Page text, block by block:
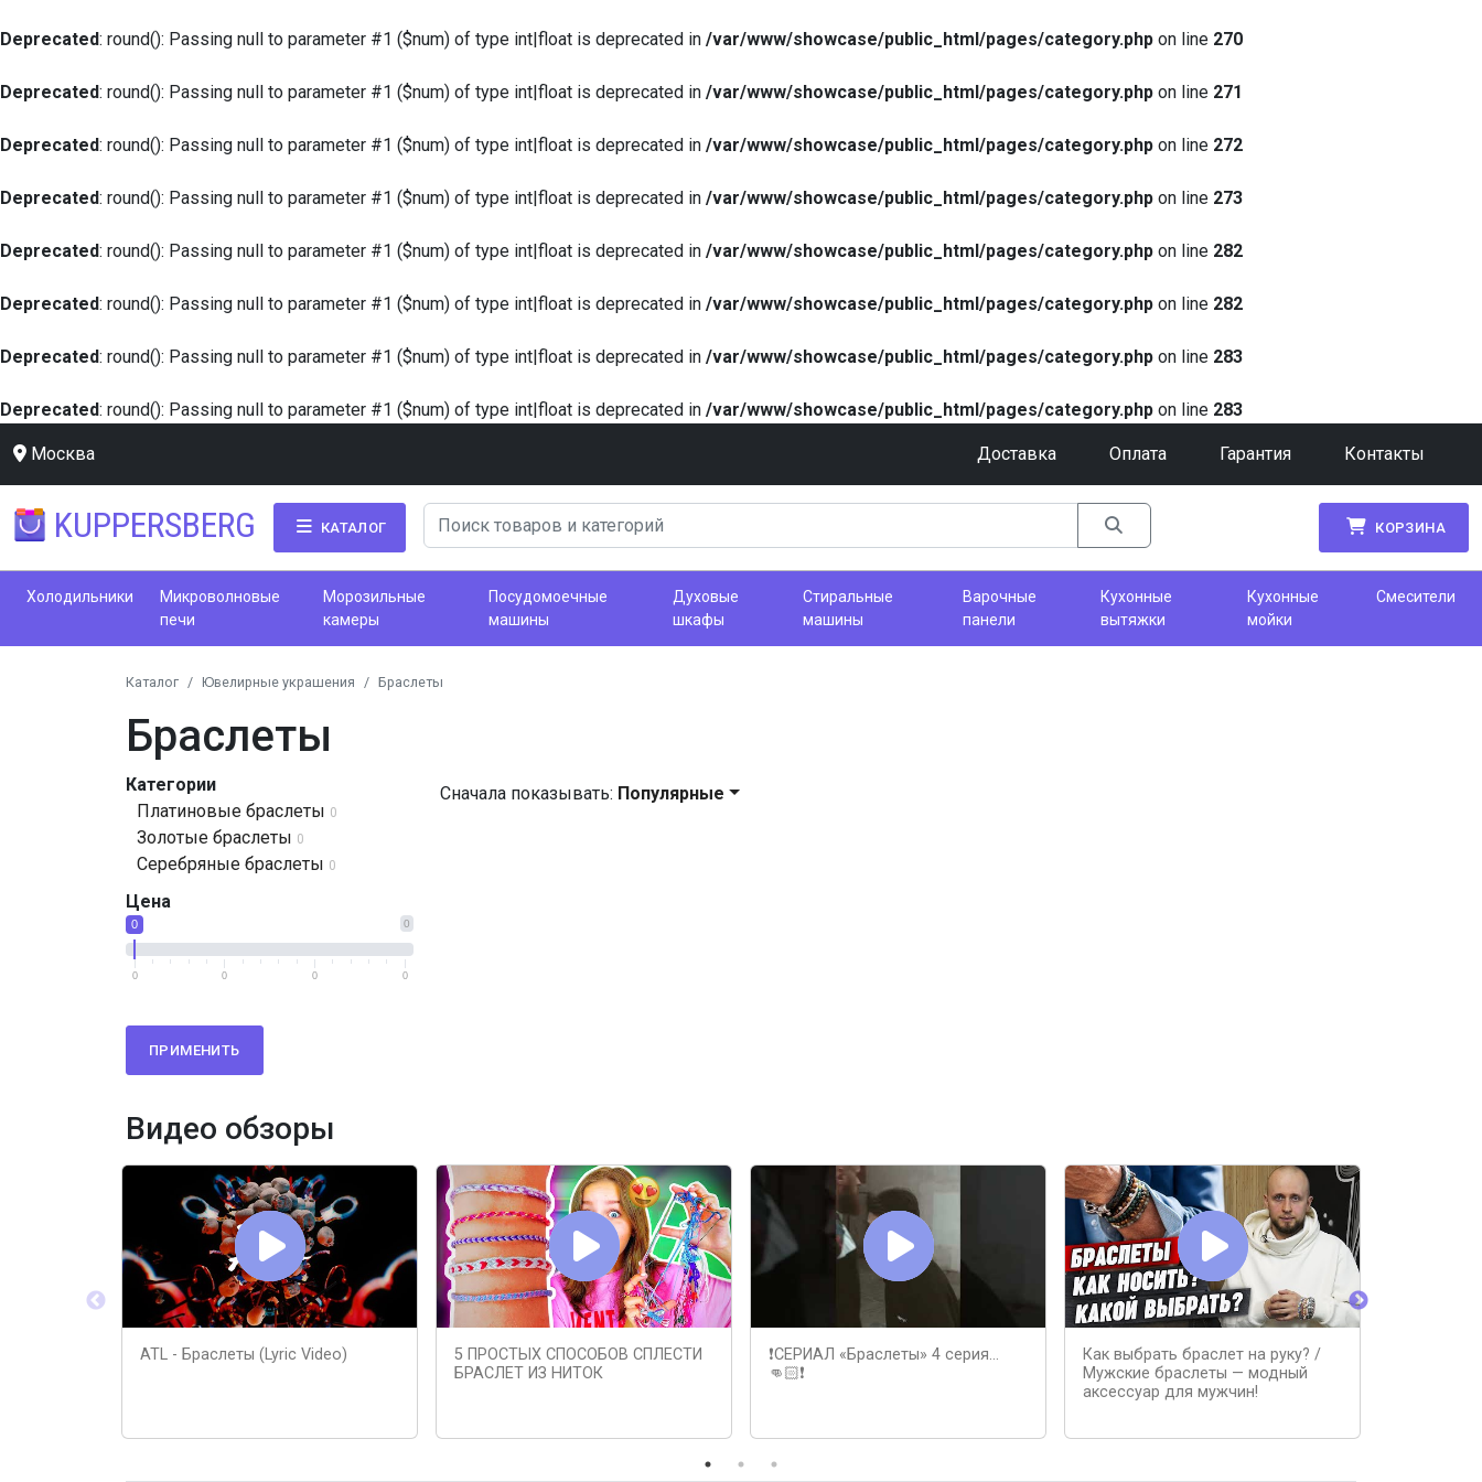
Deprecated: round(): Passing null to parameter #1 ($num) of type int|float is deprecated in /var/www/showcase/public_html/pages/category.php on line 270
Deprecated: round(): Passing null to parameter #1 ($num) of type int|float is deprecated in /var/www/showcase/public_html/pages/category.php on line 271
Deprecated: round(): Passing null to parameter #1 ($num) of type int|float is deprecated in /var/www/showcase/public_html/pages/category.php on line 272
Deprecated: round(): Passing null to parameter #1 ($num) of type int|float is deprecated in /var/www/showcase/public_html/pages/category.php on line 273
Deprecated: round(): Passing null to parameter #1 ($num) of type int|float is deprecated in /var/www/showcase/public_html/pages/category.php on line 282
Deprecated: round(): Passing null to parameter #1 ($num) of type int|float is deprecated in /var/www/showcase/public_html/pages/category.php on line 282
Deprecated: round(): Passing null to parameter #1 ($num) of type int|float is deprecated in /var/www/showcase/public_html/pages/category.php on line 283
Deprecated: round(): Passing null to parameter #1 ($num) of type int|float is deprecated in /var/www/showcase/public_html/pages/category.php on line 283
Москва Доставка Оплата Гарантия Контакты
KUPPERSBERG КАТАЛОГ КОРЗИНА
Холодильники
Микроволновые
печи
Морозильные
камеры
Посудомоечные
машины
Духовые
шкафы
Стиральные
машины
Варочные
панели
Кухонные
вытяжки
Кухонные
мойки
Смесители
Каталог Ювелирные украшения Браслеты
Браслеты
Категории
Платиновые браслеты 0
Золотые браслеты 0
Серебряные браслеты 0
Цена
0
0
0 0 0 0
ПРИМЕНИТЬ
Сначала показывать: Популярные
Видео обзоры
ATL - Браслеты (Lyric Video)
5 ПРОСТЫХ СПОСОБОВ СПЛЕСТИ
БРАСЛЕТ ИЗ НИТОК
❗️СЕРИАЛ «Браслеты» 4 серия…
👊🏻❗️
Как выбрать браслет на руку? /
Мужские браслеты — модный
аксессуар для мужчин!